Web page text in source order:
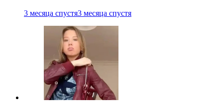
3 месяца спустя3 месяца спустя